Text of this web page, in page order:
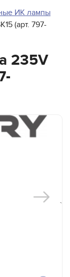
ИК лампы
(арт. 797-
235V
`